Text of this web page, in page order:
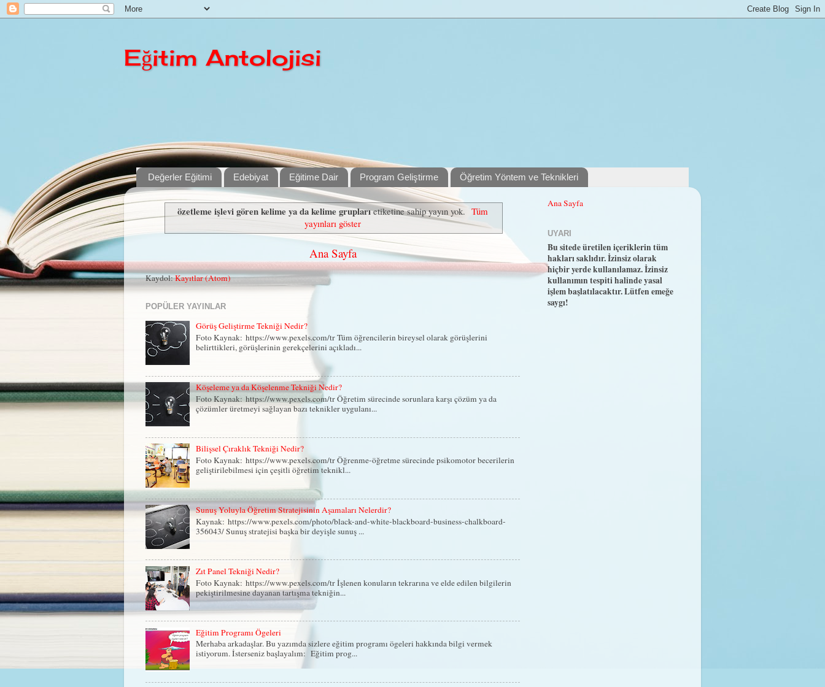
Eğitim Antolojisi
Değerler Eğitimi Edebiyat Eğitime Dair Program Geliştirme Öğretim Yöntem ve Teknikleri
özetleme işlevi gören kelime ya da kelime gruplarıetiketine sahip yayın yok. Tüm
yayınları göster
Ana Sayfa
Kaydol:Kayıtlar (Atom)
POPÜLER YAYINLAR
Görüş Geliştirme Tekniği Nedir?
Foto Kaynak: https://www.pexels.com/tr Tüm öğrencilerin bireysel olarak görüşlerini
belirttikleri, görüşlerinin gerekçelerini açıkladı...
Köşeleme ya da Köşelenme Tekniği Nedir?
Foto Kaynak: https://www.pexels.com/tr Öğretim sürecinde sorunlara karşı çözüm ya da
çözümler üretmeyi sağlayan bazı teknikler uygulanı...
Bilişsel Çıraklık Tekniği Nedir?
Foto Kaynak: https://www.pexels.com/tr Öğrenme-öğretme sürecinde psikomotor becerilerin
geliştirilebilmesi için çeşitli öğretim teknikl...
Sunuş Yoluyla Öğretim Stratejisinin Aşamaları Nelerdir?
Kaynak: https://www.pexels.com/photo/black-and-white-blackboard-business-chalkboard-
356043/ Sunuş stratejisi başka bir deyişle sunuş ...
Zıt Panel Tekniği Nedir?
Foto Kaynak: https://www.pexels.com/tr İşlenen konuların tekrarına ve elde edilen bilgilerin
pekiştirilmesine dayanan tartışma tekniğin...
Eğitim Programı Ögeleri
Merhaba arkadaşlar. Bu yazımda sizlere eğitim programı ögeleri hakkında bilgi vermek
istiyorum. İsterseniz başlayalım: Eğitim prog...
Ana Sayfa
UYARI
Bu sitede üretilen içeriklerin tüm
hakları saklıdır. İzinsiz olarak
hiçbir yerde kullanılamaz. İzinsiz
kullanımın tespiti halinde yasal
işlem başlatılacaktır. Lütfen emeğe
saygı!